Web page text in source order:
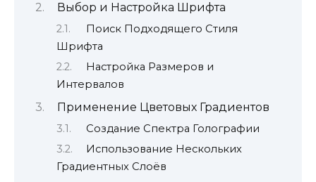
Выбор и Настройка Шрифта
Поиск Подходящего Стиля
Шрифта
Настройка Размеров и
Интервалов
Применение Цветовых Градиентов
Создание Спектра Голографии
Использование Нескольких
Градиентных Слоёв